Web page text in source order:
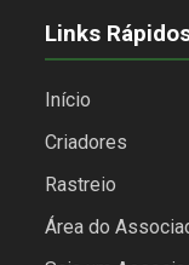
Links
Início
Criadores
Rastreio
Área do